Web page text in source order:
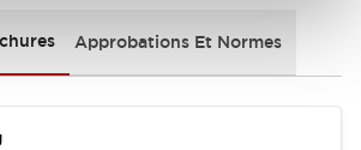
Approbations Et Normes